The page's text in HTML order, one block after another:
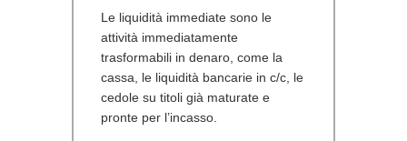
Le liquidità immediate sono le
attività immediatamente
trasformabili in denaro, come la
cassa, le liquidità bancarie in c/c, le
cedole su titoli già maturate e
pronte per l’incasso.